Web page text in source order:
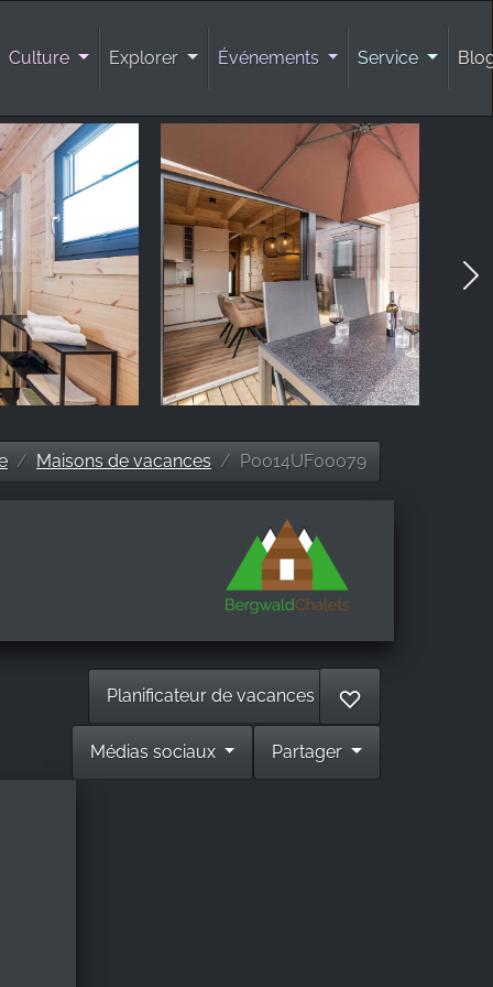
Culture Explorer Événements Service
Maisons de vacances P0014UF00079
Planificateur de vacances ♡
Partager
Médias sociaux